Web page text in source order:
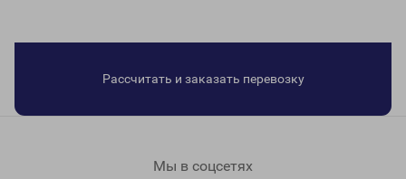
Рассчитать и заказать перевозку
Мы в соцсетях